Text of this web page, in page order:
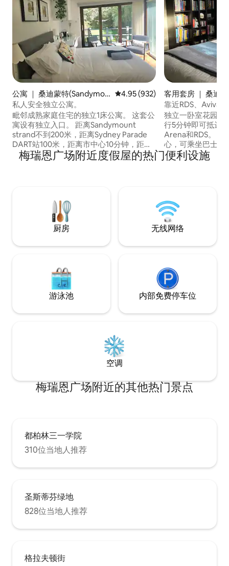
公寓 ｜ 桑迪蒙特(Sandymou
nt)
平均评分 4.95 分（满分 5 分），
4.95 (932)
私人安全独立公寓。
毗邻成熟家庭住宅的独立1床公寓。 这套公
寓设有独立入口。 距离Sandymount
strand不到200米，距离Sydney Parade
DART站100米，距离市中心10分钟，距离
RDS & Aviva 5分钟， Aircoach 701在
Merrion路的St Vincents医院停靠。 步行
客用套房 ｜ 桑迪
mount)
靠近RDS、Aviva
套房
独立一卧室花园套
行5分钟即可抵达
Arena和RDS。 步行30分钟即可抵达市中
心，可乘坐巴士、出
芒特村（
需要的一切：餐
设施 不提供烹饪设
梅瑞恩广场附近度假屋的热门便利设施
厨房 无线网络
游泳池 内部免费停车位
空调
梅瑞恩广场附近的其他热门景点
都柏林三一学院
310位当地人推荐
圣斯蒂芬绿地
828位当地人推荐
格拉夫顿街